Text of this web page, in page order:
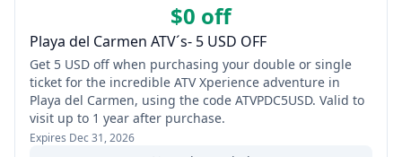
$0 off
Playa del Carmen ATV´s- 5 USD OFF
Get 5 USD off when purchasing your double or single
ticket for the incredible ATV Xperience adventure in
Playa del Carmen, using the code ATVPDC5USD. Valid to
visit up to 1 year after purchase.
Expires Dec 31, 2026